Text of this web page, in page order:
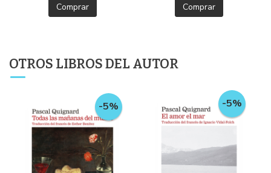
Comprar Comprar
OTROS LIBROS DEL AUTOR
-5% -5%